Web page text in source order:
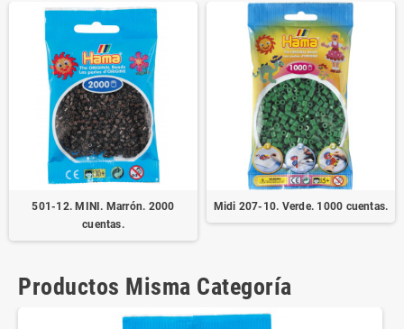
501-12. MINI. Marrón. 2000
cuentas.
Midi 207-10. Verde. 1000 cuentas.
Productos Misma Categoría